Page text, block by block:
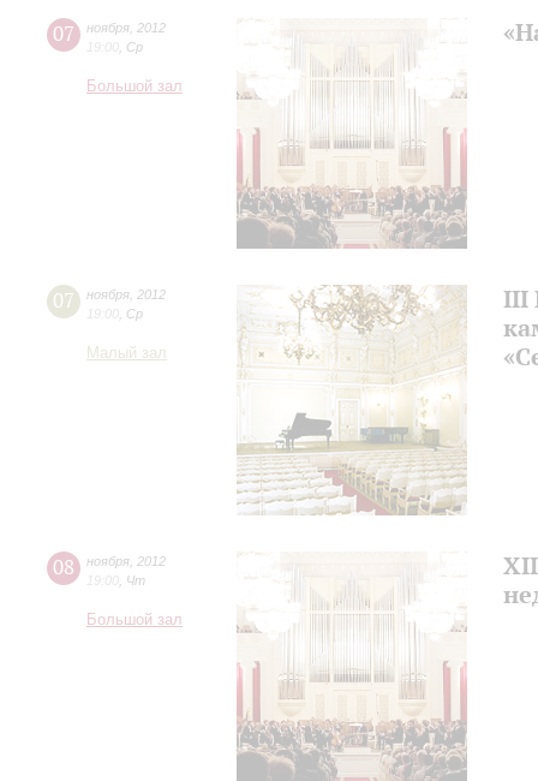
07 ноября 2012
19:00 Ср
Большой зал
07 ноября 2012
19:00 Ср
Малый зал
III
08 ноября 2012
19:00 Чт
Большой зал